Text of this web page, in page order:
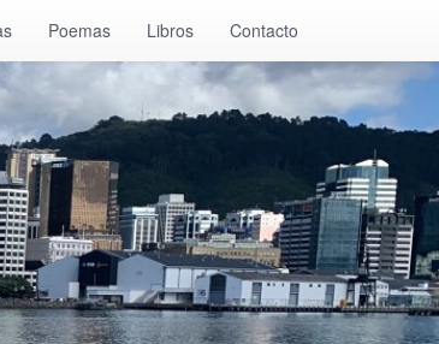
Poemas Libros Contacto